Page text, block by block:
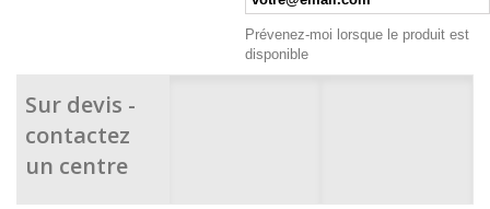
Prévenez-moi lorsque le produit est
disponible
Sur devis -
contactez
un centre